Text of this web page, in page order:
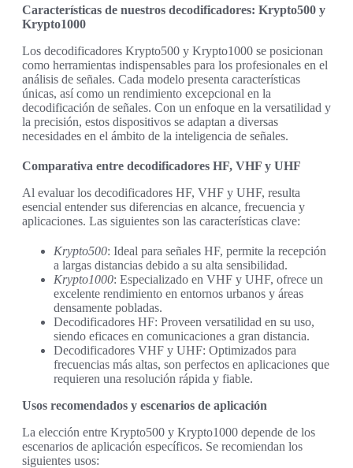
Características de nuestros decodificadores: Krypto500 y
Krypto1000
Los decodificadores Krypto500 y Krypto1000 se posicionan
como herramientas indispensables para los profesionales en el
análisis de señales. Cada modelo presenta características
únicas, así como un rendimiento excepcional en la
decodificación de señales. Con un enfoque en la versatilidad y
la precisión, estos dispositivos se adaptan a diversas
necesidades en el ámbito de la inteligencia de señales.
Comparativa entre decodificadores HF, VHF y UHF
Al evaluar los decodificadores HF, VHF y UHF, resulta
esencial entender sus diferencias en alcance, frecuencia y
aplicaciones. Las siguientes son las características clave:
Krypto500: Ideal para señales HF, permite la recepción
a largas distancias debido a su alta sensibilidad.
Krypto1000: Especializado en VHF y UHF, ofrece un
excelente rendimiento en entornos urbanos y áreas
densamente pobladas.
Decodificadores HF: Proveen versatilidad en su uso,
siendo eficaces en comunicaciones a gran distancia.
Decodificadores VHF y UHF: Optimizados para
frecuencias más altas, son perfectos en aplicaciones que
requieren una resolución rápida y fiable.
Usos recomendados y escenarios de aplicación
La elección entre Krypto500 y Krypto1000 depende de los
escenarios de aplicación específicos. Se recomiendan los
siguientes usos: